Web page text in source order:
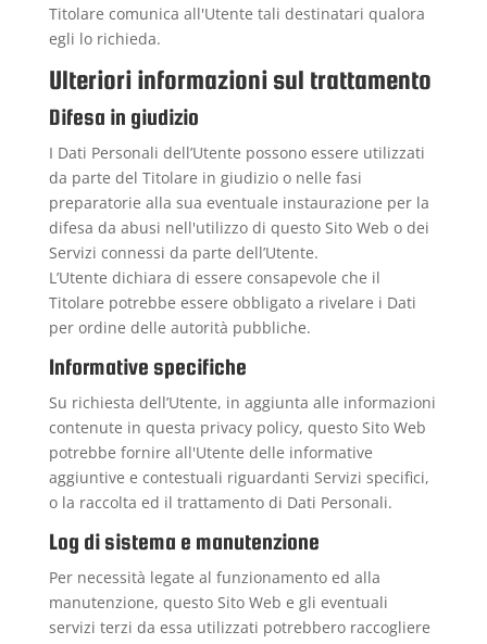
Titolare comunica all'Utente tali destinatari qualora
egli lo richieda.
Ulteriori informazioni sul trattamento
Difesa in giudizio
I Dati Personali dell’Utente possono essere utilizzati
da parte del Titolare in giudizio o nelle fasi
preparatorie alla sua eventuale instaurazione per la
difesa da abusi nell'utilizzo di questo Sito Web o dei
Servizi connessi da parte dell’Utente.
L’Utente dichiara di essere consapevole che il
Titolare potrebbe essere obbligato a rivelare i Dati
per ordine delle autorità pubbliche.
Informative specifiche
Su richiesta dell’Utente, in aggiunta alle informazioni
contenute in questa privacy policy, questo Sito Web
potrebbe fornire all'Utente delle informative
aggiuntive e contestuali riguardanti Servizi specifici,
o la raccolta ed il trattamento di Dati Personali.
Log di sistema e manutenzione
Per necessità legate al funzionamento ed alla
manutenzione, questo Sito Web e gli eventuali
servizi terzi da essa utilizzati potrebbero raccogliere